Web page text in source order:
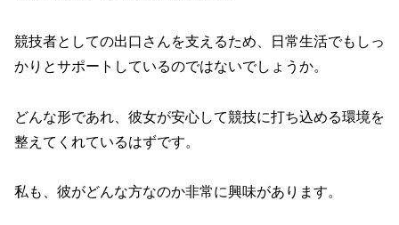
競技者としての出口さんを支えるため、日常生活でもしっ
かりとサポートしているのではないでしょうか。
どんな形であれ、彼女が安心して競技に打ち込める環境を
整えてくれているはずです。
私も、彼がどんな方なのか非常に興味があります。